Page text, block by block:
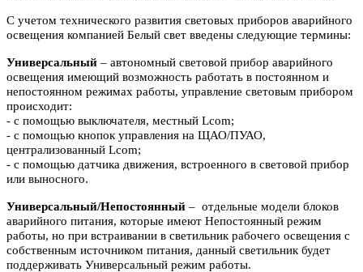
С учетом технического развития световых приборов аварийного
освещения компанией Белый свет введены следующие термины:
Универсальный – автономный световой прибор аварийного
освещения имеющий возможность работать в постоянном и
непостоянном режимах работы, управление световым прибором
происходит:
- с помощью выключателя, местный Lcom;
- с помощью кнопок управления на ЩАО/ПУАО,
централизованный Lcom;
- с помощью датчика движения, встроенного в световой прибор
или выносного.
Универсальный/Непостоянный – отдельные модели блоков
аварийного питания, которые имеют Непостоянный режим
работы, но при встраивании в светильник рабочего освещения с
собственным источником питания, данный светильник будет
поддерживать Универсальный режим работы.